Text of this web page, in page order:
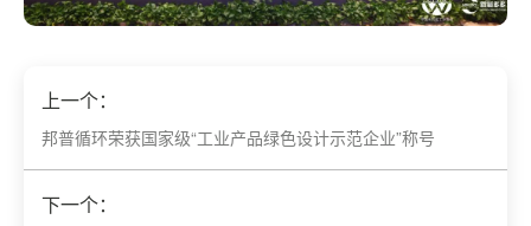
上一个：
邦普循环荣获国家级“工业产品绿色设计示范企业”称号
下一个：